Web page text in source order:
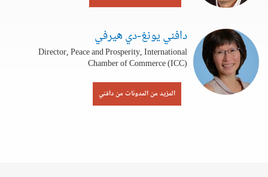
دافني يونغ-دي هيرفي
Director, Peace and Prosperity, International
Chamber of Commerce (ICC)
المزيد من المدونات من دافني